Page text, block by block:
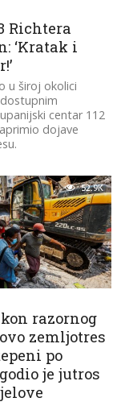
Richtera
‘Kratak i
u široj okolici
centar 112
dojave
52.9K
razornog
zemljotres
po
je jutros